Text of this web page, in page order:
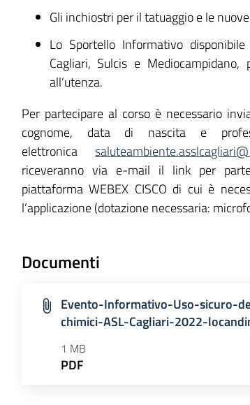
Gli inchiostri per il tatuaggio e le
Lo Sportello Informativo
Cagliari, Sulcis e Mediocampidano,
all’utenza.
Per partecipare al corso è necessario
cognome, data di nascita e
elettronica
riceveranno via e-mail il link per
piattaforma WEBEX CISCO di cui è
l’applicazione (dotazione necessaria:
Documenti
Evento-Informativo-Uso-sicuro-
chimici-ASL-Cagliari-2022-
1 MB
PDF